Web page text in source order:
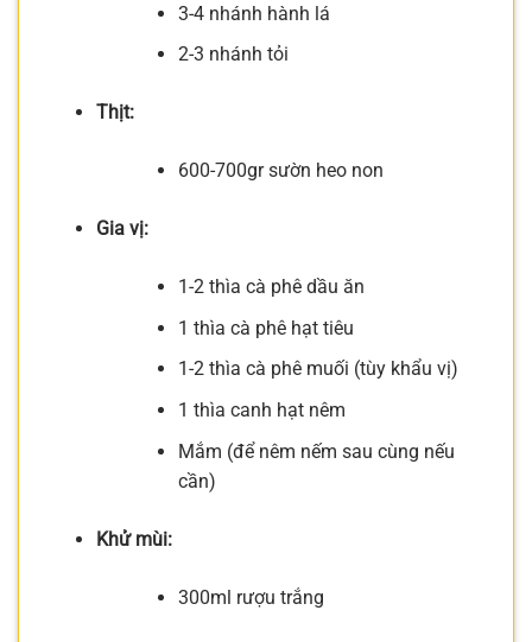
3-4 nhánh hành lá
2-3 nhánh tỏi
Thịt:
600-700gr sườn heo non
Gia vị:
1-2 thìa cà phê dầu ăn
1 thìa cà phê hạt tiêu
1-2 thìa cà phê muối (tùy khẩu vị)
1 thìa canh hạt nêm
Mắm (để nêm nếm sau cùng nếu
cần)
Khử mùi:
300ml rượu trắng